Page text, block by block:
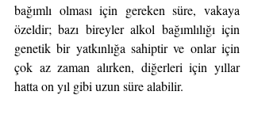
bağımlı olması için gereken süre, vakaya
özeldir; bazı bireyler alkol bağımlılığı için
genetik bir yatkınlığa sahiptir ve onlar için
çok az zaman alırken, diğerleri için yıllar
hatta on yıl gibi uzun süre alabilir.